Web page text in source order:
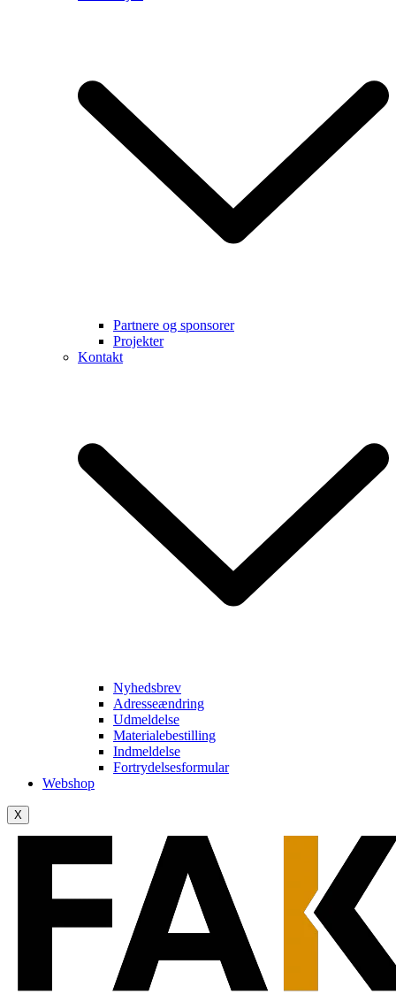
Partnere og sponsorer
Projekter
Kontakt
Nyhedsbrev
Adresseændring
Udmeldelse
Materialebestilling
Indmeldelse
Fortrydelsesformular
Webshop
X